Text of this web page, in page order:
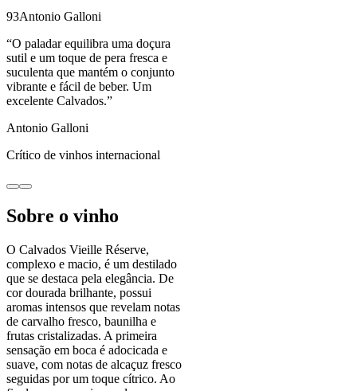
93Antonio Galloni
“O paladar equilibra uma doçura
sutil e um toque de pera fresca e
suculenta que mantém o conjunto
vibrante e fácil de beber. Um
excelente Calvados.”
Antonio Galloni
Crítico de vinhos internacional
Sobre o vinho
O Calvados Vieille Réserve,
complexo e macio, é um destilado
que se destaca pela elegância. De
cor dourada brilhante, possui
aromas intensos que revelam notas
de carvalho fresco, baunilha e
frutas cristalizadas. A primeira
sensação em boca é adocicada e
suave, com notas de alcaçuz fresco
seguidas por um toque cítrico. Ao